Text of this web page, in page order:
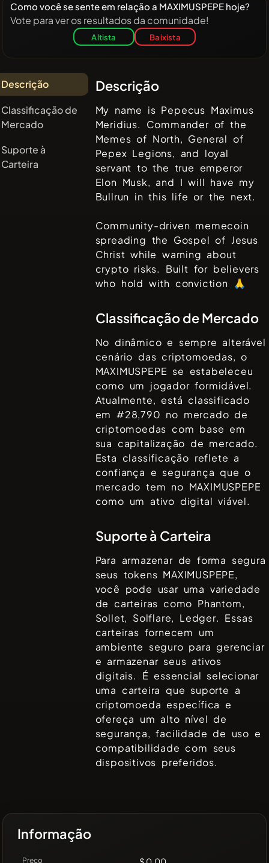
Como você se sente em relação a MAXIMUSPEPE hoje?
Vote para ver os resultados da comunidade!
Altista Baixista
Descrição
Classificação de
Mercado
Suporte à
Carteira
Descrição
My name is Pepecus Maximus
Meridius. Commander of the
Memes of North, General of
Pepex Legions, and loyal
servant to the true emperor
Elon Musk, and I will have my
Bullrun in this life or the next.
Community-driven memecoin
spreading the Gospel of Jesus
Christ while warning about
crypto risks. Built for believers
who hold with conviction 🙏
Classificação de Mercado
No dinâmico e sempre alterável
cenário das criptomoedas, o
MAXIMUSPEPE se estabeleceu
como um jogador formidável.
Atualmente, está classificado
em #28,790 no mercado de
criptomoedas com base em
sua capitalização de mercado.
Esta classificação reflete a
confiança e segurança que o
mercado tem no MAXIMUSPEPE
como um ativo digital viável.
Suporte à Carteira
Para armazenar de forma segura
seus tokens MAXIMUSPEPE,
você pode usar uma variedade
de carteiras como Phantom,
Sollet, Solflare, Ledger. Essas
carteiras fornecem um
ambiente seguro para gerenciar
e armazenar seus ativos
digitais. É essencial selecionar
uma carteira que suporte a
criptomoeda específica e
ofereça um alto nível de
segurança, facilidade de uso e
compatibilidade com seus
dispositivos preferidos.
Informação
Preço